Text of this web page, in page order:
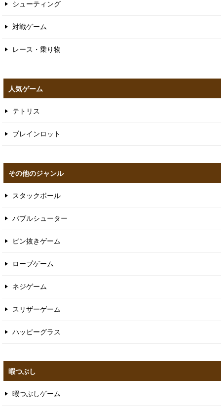
シューティング
対戦ゲーム
レース・乗り物
人気ゲーム
テトリス
ブレインロット
その他のジャンル
スタックボール
バブルシューター
ピン抜きゲーム
ロープゲーム
ネジゲーム
スリザーゲーム
ハッピーグラス
暇つぶし
暇つぶしゲーム